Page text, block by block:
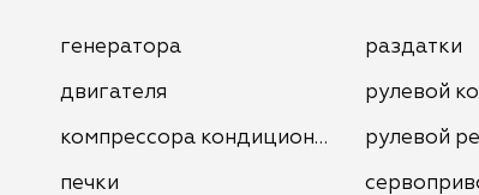
генератора
двигателя
компрессора кондиционера
печки
раздатки
рулевой
рулевой